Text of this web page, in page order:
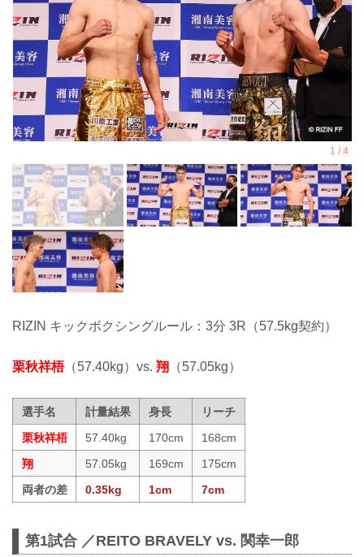
RIZIN キックボクシングルール：3分 3R（57.5kg契約）
栗秋祥梧（57.40kg）vs. 翔 （57.05kg）
選手名 計量結果 身長
リーチ
栗秋祥梧
57.40kg 170cm
168cm
翔
57.05kg 169cm
175cm
両者の差
0.35kg 1cm 7cm
第1試合 ／REITO BRAVELY vs. 関幸一郎